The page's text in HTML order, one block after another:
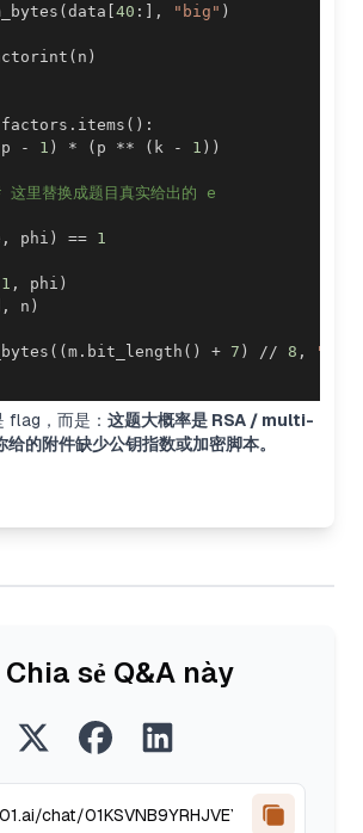
(data [40 : ] , "big" )
( n )
factors . items ( ) :
p - 1 ) * ( p ** ( k - 1 ) )
这里替换成题目真实给出的 e
, phi ) == 1
1 , phi )
, n )
( (m . bit_length ( ) + 7 ) // 8 ,
"big"
flag，而是： 这题大概率是 RSA / multi-
的附件缺少公钥指数或加密脚本。
Chia sẻ Q&A này